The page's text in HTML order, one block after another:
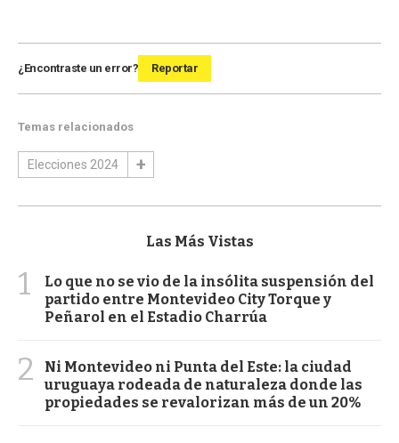
¿Encontraste un error? Reportar
Temas relacionados
Elecciones 2024
Las Más Vistas
1
Lo que no se vio de la insólita suspensión del
partido entre Montevideo City Torque y
Peñarol en el Estadio Charrúa
2
Ni Montevideo ni Punta del Este: la ciudad
uruguaya rodeada de naturaleza donde las
propiedades se revalorizan más de un 20%